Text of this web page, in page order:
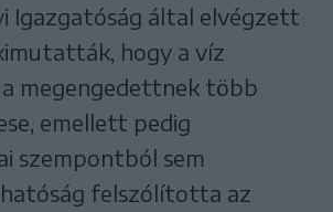
Igazgatóság által elvégzett
hogy a víz
megengedettnek több
emellett pedig
szempontból sem
felszólította az